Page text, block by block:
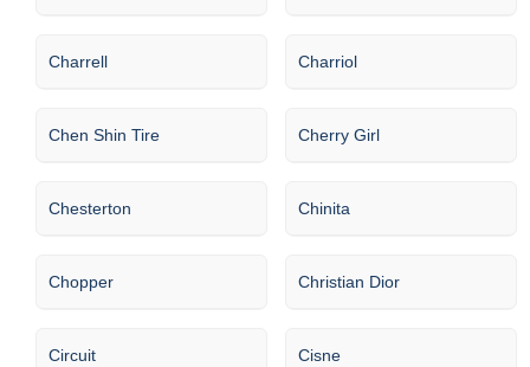
Charrell Charriol
Chen Shin Tire Cherry Girl
Chesterton Chinita
Chopper Christian Dior
Circuit Cisne